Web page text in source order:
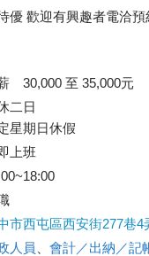
優 歡迎有興趣者電洽預
30,000 至 35,000元
二日
星期日休假
上班
市西屯區西安街277巷4
人員 會計／出納／記